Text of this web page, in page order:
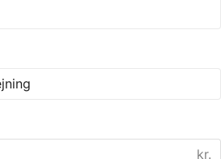
kr.